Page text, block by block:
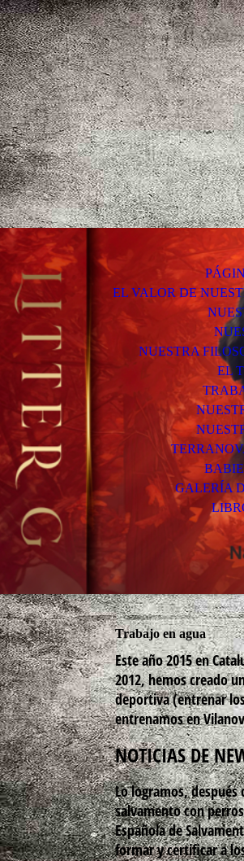
EL VALOR DE
NUESTRA
EL
GALERÍA
Trabajo en agua
Este año 2015 en
2012, hemos creado
deportiva (entrenar
entrenamos en
NOTICIAS DE
Lo logramos,
salvamento con
Española de
formar y certificar a